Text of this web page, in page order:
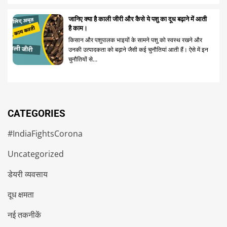
जानिए क्या है काली जीरी और कैसे ये पशु का दूध बढ़ाने में आती
है काम।
किसान और पशुपालक भाइयों के सामने पशु को स्वस्थ रखने और
उनकी उत्पादकता को बढ़ाने जैसी कई चुनौतियां आती हैं। ऐसे में इन
चुनौतियों से…
CATEGORIES
#IndiaFightsCorona
Uncategorized
डेयरी व्यवसाय
दूध क्षमता
नई तकनीकें